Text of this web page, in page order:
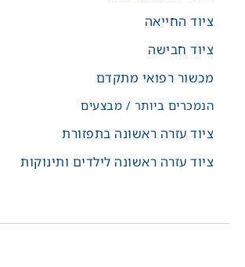
ציוד החייאה
ציוד חבישה
מכשור רפואי מתקדם
הנמכרים ביותר / מבצעים
ציוד עזרה ראשונה בתפזורת
ציוד עזרה ראשונה לילדים ותינוקות